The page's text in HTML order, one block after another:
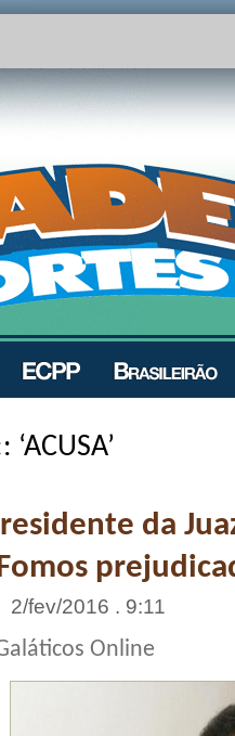
‘ACUSA’
da
2/fev/2016 . 9:11
Online